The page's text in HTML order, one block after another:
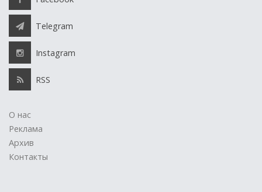
Telegram
Instagram
RSS
О нас
Реклама
Архив
Контакты